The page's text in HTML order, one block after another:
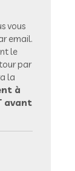
vous
email.
le
par
la
à
avant